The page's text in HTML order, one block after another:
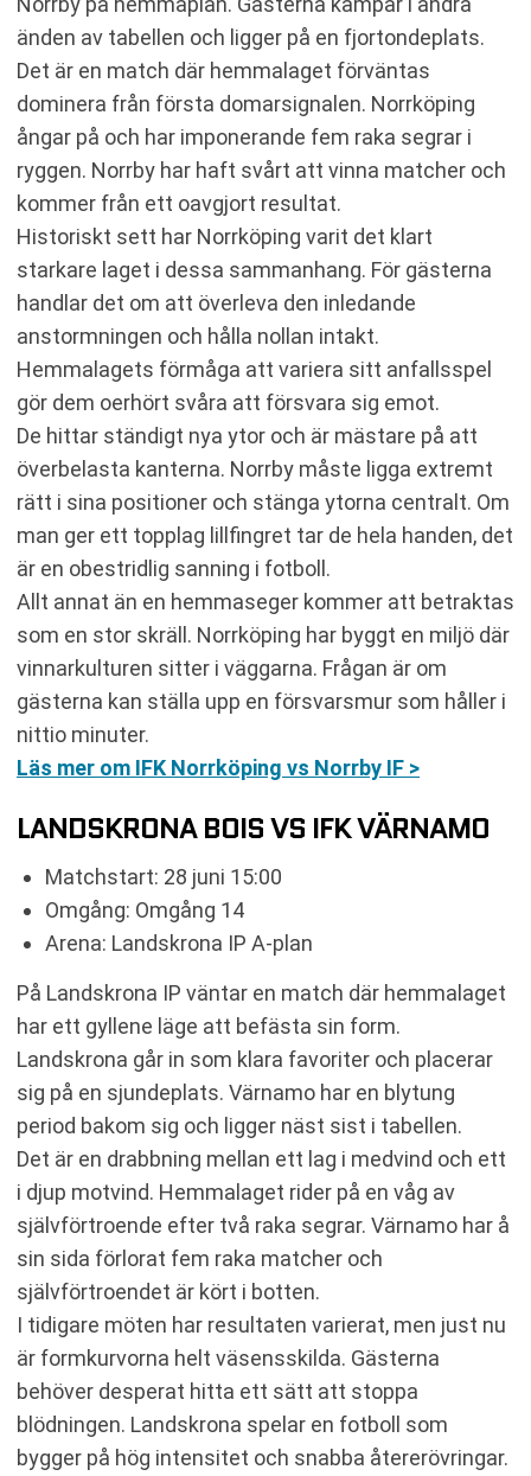
änden av tabellen och ligger på en fjortondeplats.
Det är en match där hemmalaget förväntas
dominera från första domarsignalen. Norrköping
ångar på och har imponerande fem raka segrar i
ryggen. Norrby har haft svårt att vinna matcher och
kommer från ett oavgjort resultat.
Historiskt sett har Norrköping varit det klart
starkare laget i dessa sammanhang. För gästerna
handlar det om att överleva den inledande
anstormningen och hålla nollan intakt.
Hemmalagets förmåga att variera sitt anfallsspel
gör dem oerhört svåra att försvara sig emot.
De hittar ständigt nya ytor och är mästare på att
överbelasta kanterna. Norrby måste ligga extremt
rätt i sina positioner och stänga ytorna centralt. Om
man ger ett topplag lillfingret tar de hela handen, det
är en obestridlig sanning i fotboll.
Allt annat än en hemmaseger kommer att betraktas
som en stor skräll. Norrköping har byggt en miljö där
vinnarkulturen sitter i väggarna. Frågan är om
gästerna kan ställa upp en försvarsmur som håller i
nittio minuter.
Läs mer om IFK Norrköping vs Norrby IF >
LANDSKRONA BOIS VS IFK VÄRNAMO
Matchstart: 28 juni 15:00
Omgång: Omgång 14
Arena: Landskrona IP A-plan
På Landskrona IP väntar en match där hemmalaget
har ett gyllene läge att befästa sin form.
Landskrona går in som klara favoriter och placerar
sig på en sjundeplats. Värnamo har en blytung
period bakom sig och ligger näst sist i tabellen.
Det är en drabbning mellan ett lag i medvind och ett
i djup motvind. Hemmalaget rider på en våg av
självförtroende efter två raka segrar. Värnamo har å
sin sida förlorat fem raka matcher och
självförtroendet är kört i botten.
I tidigare möten har resultaten varierat, men just nu
är formkurvorna helt väsensskilda. Gästerna
behöver desperat hitta ett sätt att stoppa
blödningen. Landskrona spelar en fotboll som
bygger på hög intensitet och snabba återerövringar.